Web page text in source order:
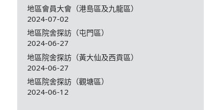
地區會員大會（港島區及九龍區）
2024-07-02
地區院舍探訪（屯門區）
2024-06-27
地區院舍探訪（黃大仙及西貢區）
2024-06-27
地區院舍探訪（觀塘區）
2024-06-12